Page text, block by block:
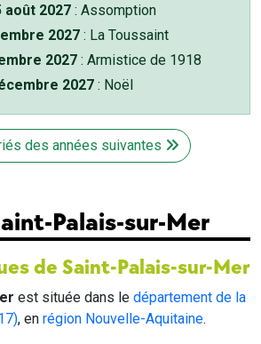
août 2027 : Assomption
2027 : La Toussaint
2027 : Armistice de 1918
2027 : Noël
des années suivantes
Palais-sur-Mer
de Saint-Palais-sur-Mer
est située dans le département de la
, en région Nouvelle-Aquitaine.